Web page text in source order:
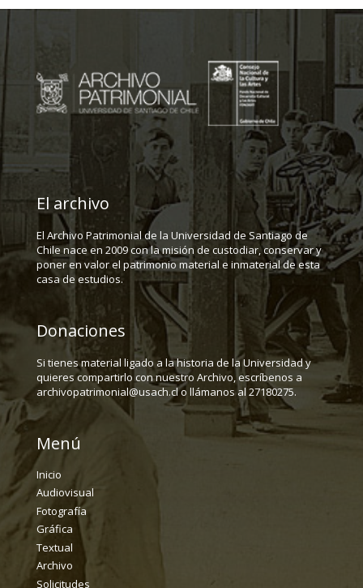
El archivo
El Archivo Patrimonial de la Universidad de Santiago de
Chile nace en 2009 con la misión de custodiar, conservar y
poner en valor el patrimonio material e inmaterial de esta
casa de estudios.
Donaciones
Si tienes material ligado a la historia de la Universidad y
quieres compartirlo con nuestro Archivo, escríbenos a
archivopatrimonial@usach.cl o llámanos al 27180275.
Menú
Inicio
Audiovisual
Fotografía
Gráfica
Textual
Archivo
Solicitudes